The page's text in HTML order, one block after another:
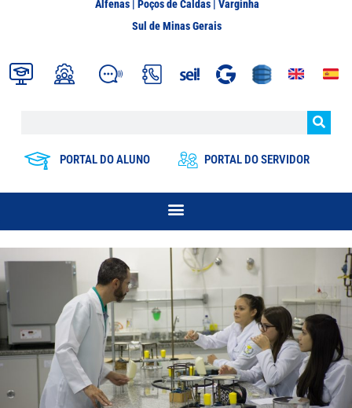
Alfenas | Poços de Caldas | Varginha
Sul de Minas Gerais
PORTAL DO ALUNO PORTAL DO SERVIDOR